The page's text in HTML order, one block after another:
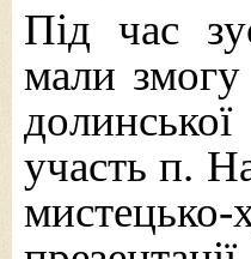
Під час
мали
участь п.